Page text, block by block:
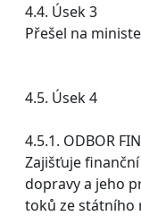
4.4. Úsek 3
Přešel na
4.5. Úsek 4
4.5.1. ODBOR
Zajišťuje
dopravy a jeho
toků ze státního